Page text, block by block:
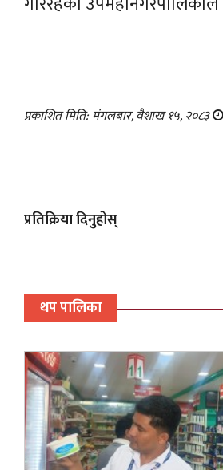
प्रकाशित मिति: मंगलबार, वैशाख १५, २०८३
प्रतिक्रिया दिनुहोस्
थप पालिका